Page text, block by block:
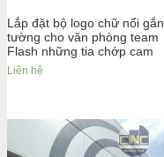
Lắp đặt bộ logo chữ nổi gắn
tường cho văn phòng team
Flash những tia chớp cam
Liên hệ